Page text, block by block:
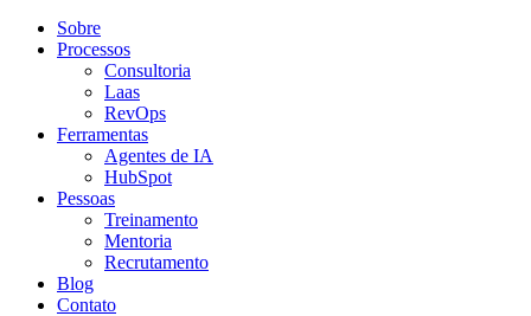
Sobre
Processos
Consultoria
Laas
RevOps
Ferramentas
Agentes de IA
HubSpot
Pessoas
Treinamento
Mentoria
Recrutamento
Blog
Contato